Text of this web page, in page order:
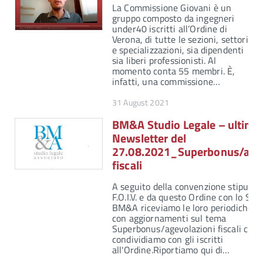
La Commissione Giovani è un
gruppo composto da ingegneri
under40 iscritti all’Ordine di
Verona, di tutte le sezioni, settori
e specializzazioni, sia dipendenti
sia liberi professionisti. Al
momento conta 55 membri. È,
infatti, una commissione…
31 August 2021
BM&A Studio Legale – ultima
Newsletter del
27.08.2021_Superbonus/
fiscali
A seguito della convenzione
F.O.I.V. e da questo Ordine con lo
BM&A riceviamo le loro periodiche
con aggiornamenti sul tema
Superbonus/agevolazioni fiscali che
condividiamo con gli iscritti
all'Ordine.Riportiamo qui di…